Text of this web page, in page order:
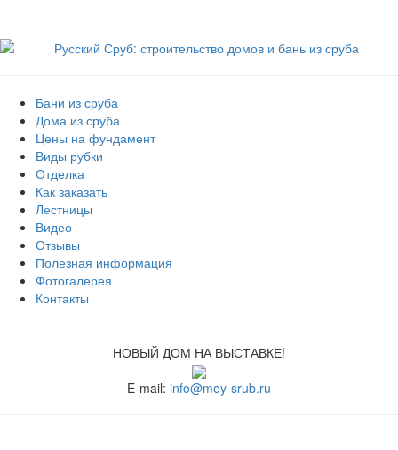
Бани из сруба
Дома из сруба
Цены на фундамент
Виды рубки
Отделка
Как заказать
Лестницы
Видео
Отзывы
Полезная информация
Фотогалерея
Контакты
НОВЫЙ ДОМ НА ВЫСТАВКЕ!
E-mail: info@moy-srub.ru